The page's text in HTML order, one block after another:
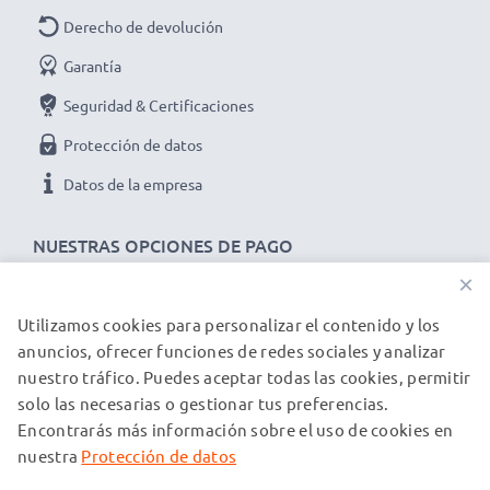
Voltaje: 1.2V
Tecnología
Color : mirar ilustración
Somos un distribuidor internacional especializado en
productos de alta calidad. ¡Por esa razón ofrecemos 3
NUESTRAS OPCIONES DE PAGO
Derecho de devolución
Garantía
Seguridad & Certificaciones
Protección de datos
Datos de la empresa
NUESTROS PARTNERS DE ENVÍO
© subtel.es 2026
Todos los precios incluyen IVA y excluyen los costos de envío.
Tenga en cuenta que todas las marcas registradas que
×
Utilizamos cookies para personalizar el contenido y los
anuncios, ofrecer funciones de redes sociales y analizar
nuestro tráfico. Puedes aceptar todas las cookies, permitir
solo las necesarias o gestionar tus preferencias.
Encontrarás más información sobre el uso de cookies en
nuestra Protección de datos